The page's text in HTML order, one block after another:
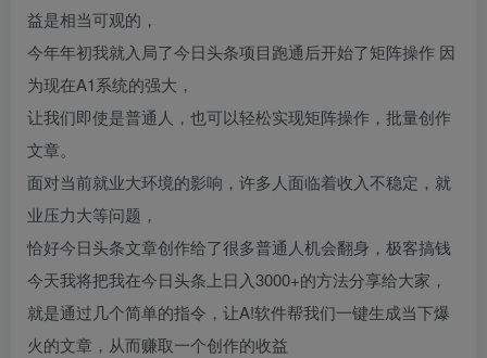
益是相当可观的，
今年年初我就入局了今日头条项目跑通后开始了矩阵操作 因
为现在A1系统的强大，
让我们即使是普通人，也可以轻松实现矩阵操作，批量创作
文章。
面对当前就业大环境的影响，许多人面临着收入不稳定，就
业压力大等问题，
恰好今日头条文章创作给了很多普通人机会翻身，极客搞钱
今天我将把我在今日头条上日入3000+的方法分享给大家，
就是通过几个简单的指令，让A!软件帮我们一键生成当下爆
火的文章，从而赚取一个创作的收益